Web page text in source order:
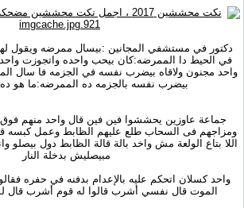
دكتور في مستشفي المجانين :بيسال ممرضه ويقول
في الحيط دا الممرضه:كان بيحب واحده واتجوزت
واحد مجنون ولاقاه بيضرب نفسه في الجزمه فا سال
بيضرب نفسه بالجزمه ده الممرضه:ما هو ده
جماعة عاوزين يحششوا فين فين قال واحد منهم
ومزاجهم فى السحاب طلع عليهم الظابط وعمل كبسه
اللا بتاع الولعة مش واخد بالة قالة الظابط دول بيصلو
مبيصليش بدخلة النار
واحد كسلان اتحكم عليه بالإعدام بدفنه في حفره
الموت قال نفسي أشرب قالوا له قوم أشرب قال